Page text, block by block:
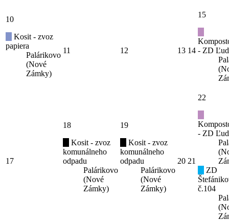
10
Kosit - zvoz
papiera
Palárikovo
(Nové
Zámky)
11 12 13 14
15
- ZD
17
18
Kosit - zvoz
komunálneho
odpadu
Palárikovo
(Nové
Zámky)
19
Kosit - zvoz
komunálneho
odpadu
Palárikovo
(Nové
Zámky)
20 21
22
- ZD
ZD
č.104